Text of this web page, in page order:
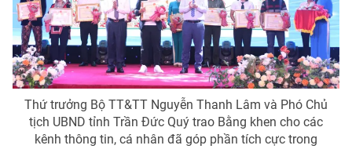
Thứ trưởng Bộ TT&TT Nguyễn Thanh Lâm và Phó Chủ
tịch UBND tỉnh Trần Đức Quý trao Bằng khen cho các
kênh thông tin, cá nhân đã góp phần tích cực trong